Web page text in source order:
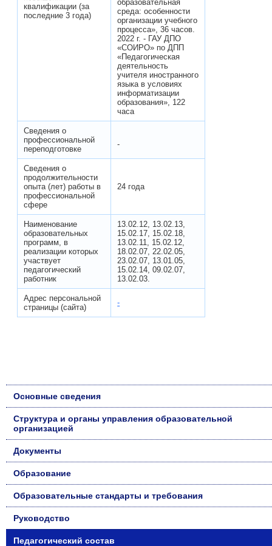
квалификации (за
последние 3 года)
образовательная
среда: особенности
организации учебного
процесса», 36 часов.
2022 г. - ГАУ ДПО
«СОИРО» по ДПП
«Педагогическая
деятельность
учителя иностранного
языка в условиях
информатизации
образования», 122
часа
Сведения о
профессиональной
переподготовке
-
Сведения о
продолжительности
опыта (лет) работы в
профессиональной
сфере
24 года
Наименование
образовательных
программ, в
реализации которых
участвует
педагогический
работник
13.02.12, 13.02.13,
15.02.17, 15.02.18,
13.02.11, 15.02.12,
18.02.07, 22.02.05,
23.02.07, 13.01.05,
15.02.14, 09.02.07,
13.02.03.
Адрес персональной
страницы (сайта)
-
Основные сведения
Структура и органы управления образовательной
организацией
Документы
Образование
Образовательные стандарты и требования
Руководство
Педагогический состав